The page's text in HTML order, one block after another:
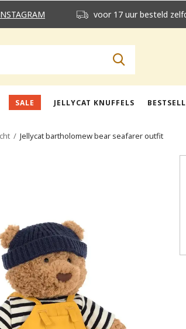
SALE JELLYCAT KNUFFELS
voor 17 uur besteld
Jellycat bartholomew bear seafarer outfit